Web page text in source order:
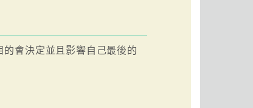
會決定並且影響自己最後的